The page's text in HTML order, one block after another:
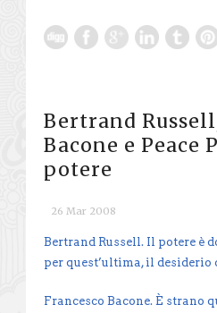
Bertrand
Bacone e Peace
potere
26 Mar 2008
Bertrand Russell. Il potere è
per quest’ultima, il desiderio
Francesco Bacone. È strano